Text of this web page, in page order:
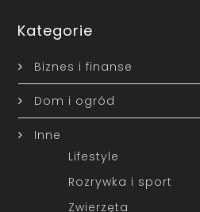
Kategorie
Biznes i finanse
Dom i ogród
Inne
Lifestyle
Rozrywka i sport
Zwierzęta